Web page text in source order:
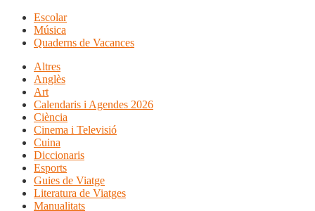
Escolar
Música
Quaderns de Vacances
Altres
Anglès
Art
Calendaris i Agendes 2026
Ciència
Cinema i Televisió
Cuina
Diccionaris
Esports
Guies de Viatge
Literatura de Viatges
Manualitats